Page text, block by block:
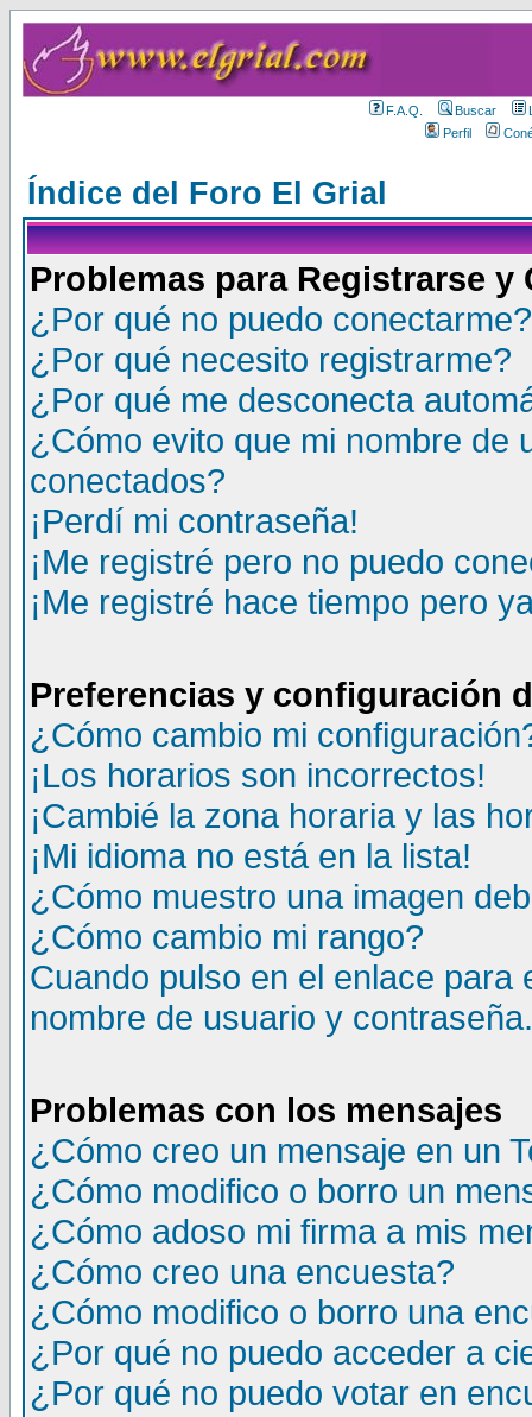
F.A.Q. Buscar
Perfil
Índice del Foro El Grial
Problemas para Registrarse y
¿Por qué no puedo conectarme?
¿Por qué necesito registrarme?
¿Por qué me desconecta
¿Cómo evito que mi nombre de
conectados?
¡Perdí mi contraseña!
¡Me registré pero no puedo
¡Me registré hace tiempo pero
Preferencias y configuración
¿Cómo cambio mi
¡Los horarios son incorrectos!
¡Cambié la zona horaria y las
¡Mi idioma no está en la lista!
¿Cómo muestro una imagen
¿Cómo cambio mi rango?
Cuando pulso en el enlace
nombre de usuario y contraseña.
Problemas con los mensajes
¿Cómo creo un mensaje en un
¿Cómo modifico o borro un
¿Cómo adoso mi firma a mis
¿Cómo creo una encuesta?
¿Cómo modifico o borro una
¿Por qué no puedo acceder a
¿Por qué no puedo votar en